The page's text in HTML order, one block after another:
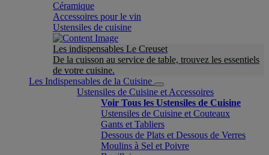
Céramique
Accessoires pour le vin
Ustensiles de cuisine
Les indispensables Le Creuset
De la cuisson au service de table, trouvez les essentiels
de votre cuisine.
Les Indispensables de la Cuisine
Ustensiles de Cuisine et Accessoires
Voir Tous les Ustensiles de Cuisine
Ustensiles de Cuisine et Couteaux
Gants et Tabliers
Dessous de Plats et Dessous de Verres
Moulins à Sel et Poivre